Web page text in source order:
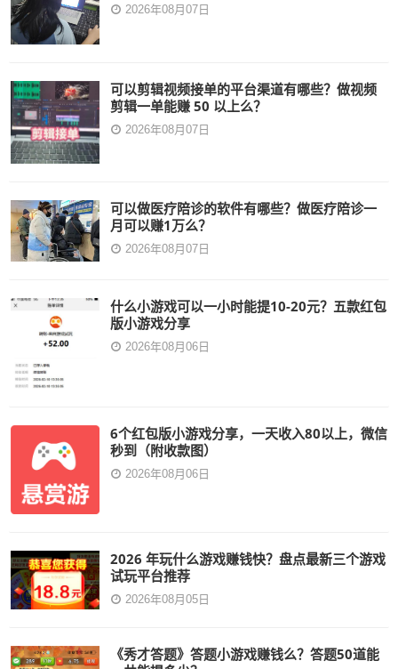
2026年08月07日
可以剪辑视频接单的平台渠道有哪些？做视频
剪辑一单能赚 50 以上么？
2026年08月07日
可以做医疗陪诊的软件有哪些？做医疗陪诊一
月可以赚1万么？
2026年08月07日
什么小游戏可以一小时能提10-20元？五款红包
版小游戏分享
2026年08月06日
6个红包版小游戏分享，一天收入80以上，微信
秒到（附收款图）
2026年08月06日
2026 年玩什么游戏赚钱快？盘点最新三个游戏
试玩平台推荐
2026年08月05日
《秀才答题》答题小游戏赚钱么？答题50道能